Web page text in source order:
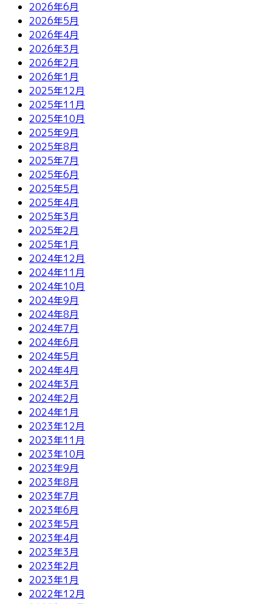
2026年6月
2026年5月
2026年4月
2026年3月
2026年2月
2026年1月
2025年12月
2025年11月
2025年10月
2025年9月
2025年8月
2025年7月
2025年6月
2025年5月
2025年4月
2025年3月
2025年2月
2025年1月
2024年12月
2024年11月
2024年10月
2024年9月
2024年8月
2024年7月
2024年6月
2024年5月
2024年4月
2024年3月
2024年2月
2024年1月
2023年12月
2023年11月
2023年10月
2023年9月
2023年8月
2023年7月
2023年6月
2023年5月
2023年4月
2023年3月
2023年2月
2023年1月
2022年12月